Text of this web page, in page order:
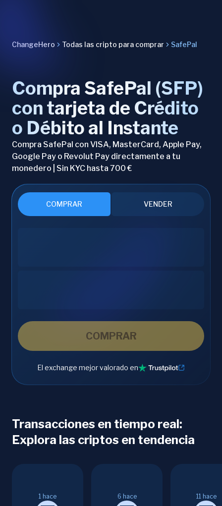
ChangeHero Todas las cripto para comprar SafePal
Compra SafePal (SFP)
con tarjeta de Crédito
o Débito al Instante
Compra SafePal con VISA, MasterCard, Apple Pay,
Google Pay o Revolut Pay directamente a tu
monedero | Sin KYC hasta 700 €
COMPRAR VENDER
COMPRAR
El exchange mejor valorado en
Transacciones en tiempo real:
Explora las criptos en tendencia
1 hace 6 hace 11 hace